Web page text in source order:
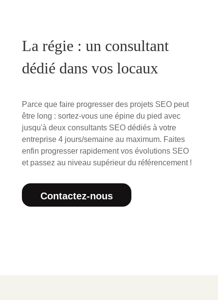
La régie : un consultant
dédié dans vos locaux
Parce que faire progresser des projets SEO peut
être long : sortez-vous une épine du pied avec
jusqu'à deux consultants SEO dédiés à votre
entreprise 4 jours/semaine au maximum. Faites
enfin progresser rapidement vos évolutions SEO
et passez au niveau supérieur du référencement !
Contactez-nous